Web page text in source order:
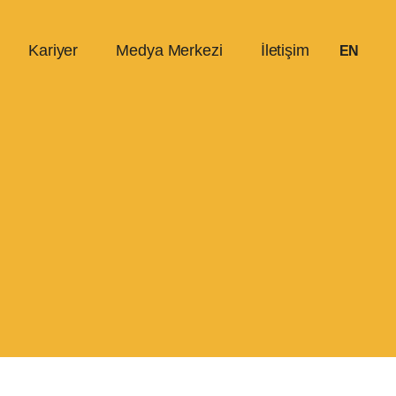
Kariyer Medya Merkezi İletişim EN